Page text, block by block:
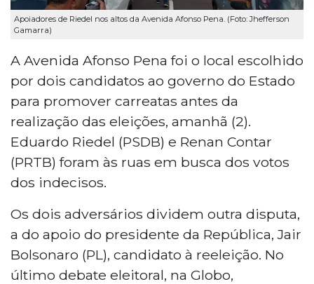
Apoiadores de Riedel nos altos da Avenida Afonso Pena. (Foto: Jhefferson
Gamarra)
A Avenida Afonso Pena foi o local escolhido
por dois candidatos ao governo do Estado
para promover carreatas antes da
realização das eleições, amanhã (2).
Eduardo Riedel (PSDB) e Renan Contar
(PRTB) foram às ruas em busca dos votos
dos indecisos.
Os dois adversários dividem outra disputa,
a do apoio do presidente da República, Jair
Bolsonaro (PL), candidato à reeleição. No
último debate eleitoral, na Globo,